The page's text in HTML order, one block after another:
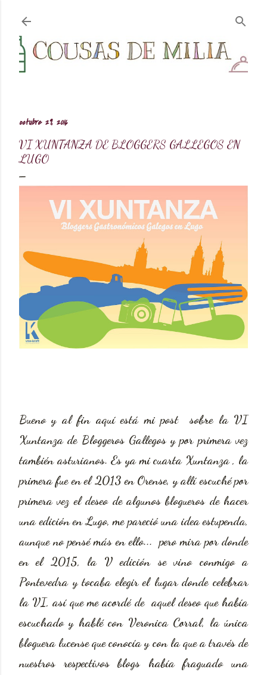
octubre 29, 2016
VI XUNTANZA DE BLOGGERS GALLEGOS EN
LUGO
Bueno y al fin aquí está mi post sobre la VI
Xuntanza de Bloggeros Gallegos y por primera vez
también asturianos. Es ya mi cuarta Xuntanza , la
primera fue en el 2013 en Orense, y allí escuché por
primera vez el deseo de algunos blogueros de hacer
una edición en Lugo, me pareció una idea estupenda,
aunque no pensé más en ello... pero mira por donde
en el 2015, la V edición se vino conmigo a
Pontevedra y tocaba elegir el lugar donde celebrar
la VI, así que me acordé de aquel deseo que había
escuchado y hablé con Veronica Corral, la única
bloguera lucense que conocía y con la que a través de
nuestros respectivos blogs había fraguado una